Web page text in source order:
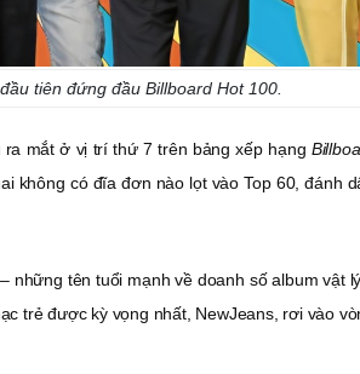
tiên đứng đầu Billboard Hot 100.
mắt ở vị trí thứ 7 trên bảng xếp hạng
không có đĩa đơn nào lọt vào Top 60, đánh
những tên tuổi mạnh về doanh số album vật
trẻ được kỳ vọng nhất, NewJeans, rơi vào